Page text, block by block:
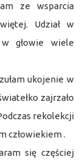
ze wsparcia
Udział w
w głowie wiele
ukojenie w
zajrzało
rekolekcji
człowiekiem .
się częściej